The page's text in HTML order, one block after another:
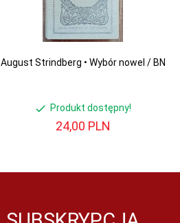
August Strindberg • Wybór nowel / BN
Produkt dostępny!
24,00 PLN